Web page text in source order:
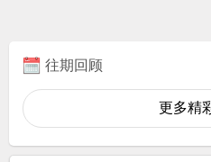
往期回顾
更多精